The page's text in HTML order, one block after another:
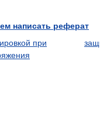
написать реферат
при